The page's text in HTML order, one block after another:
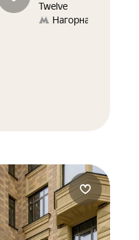
Twelve
Нагорная